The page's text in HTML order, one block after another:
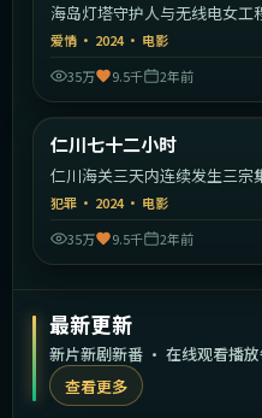
海岛灯塔守护人与无线电女工
浪漫故事。
爱情 · 2024· 电影
35万
9.5千 2年前
热门
仁川七十二小时
仁川海关三天内连续发生三宗
向追查。
犯罪 · 2024· 电影
35万
9.5千 2年前
最新更新
新片新剧新番 · 在线观看播
查看更多